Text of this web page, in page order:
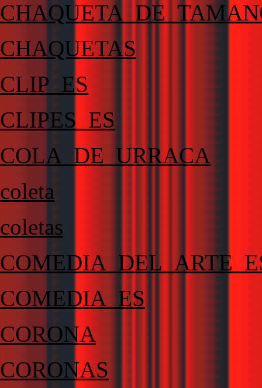
CHAQUETAS
CLIP_ES
CLIPES_ES
COLA_DE_URRACA
coleta
coletas
COMEDIA_ES
CORONA
CORONAS